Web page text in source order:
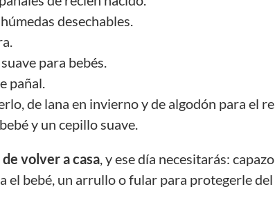
desechables.
para bebés.
pañal.
de lana en invierno y de algodón para el
y un cepillo suave.
volver a casa, y ese día necesitarás:
el bebé, un arrullo o fular para protegerle